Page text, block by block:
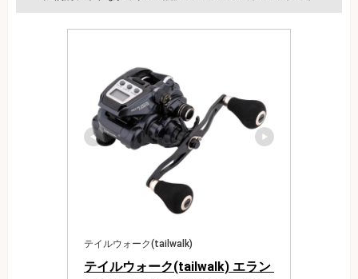
テイルウォーク(tailwalk)
テイルウォーク(tailwalk) エラン